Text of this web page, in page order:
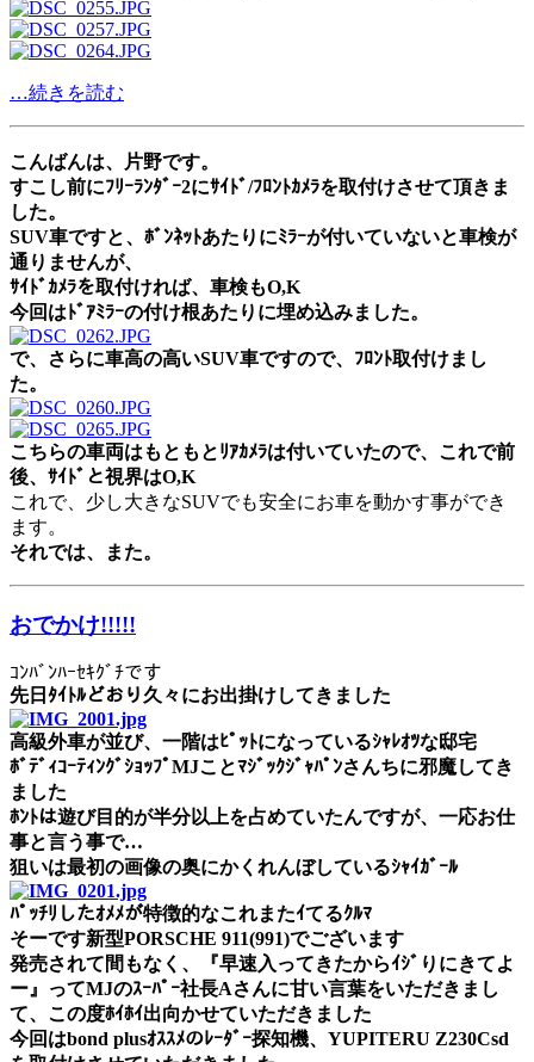
…続きを読む
こんばんは、片野です。
すこし前にﾌﾘｰﾗﾝﾀﾞｰ2にｻｲﾄﾞ/ﾌﾛﾝﾄｶﾒﾗを取付けさせて頂きま
した。
SUV車ですと、ﾎﾞﾝﾈｯﾄあたりにﾐﾗｰが付いていないと車検が
通りませんが、
ｻｲﾄﾞｶﾒﾗを取付ければ、車検もO,K
今回はﾄﾞｱﾐﾗｰの付け根あたりに埋め込みました。
で、さらに車高の高いSUV車ですので、ﾌﾛﾝﾄ取付けまし
た。
こちらの車両はもともとﾘｱｶﾒﾗは付いていたので、これで前
後、ｻｲﾄﾞと視界はO,K
これで、少し大きなSUVでも安全にお車を動かす事ができ
ます。
それでは、また。
おでかけ!!!!!
ｺﾝﾊﾞﾝﾊｰｾｷｸﾞﾁです
先日ﾀｲﾄﾙどおり久々にお出掛けしてきました
高級外車が並び、一階はﾋﾟｯﾄになっているｼｬﾚｵﾂな邸宅
ﾎﾞﾃﾞｨｺｰﾃｨﾝｸﾞｼｮｯﾌﾟMJことﾏｼﾞｯｸｼﾞｬﾊﾟﾝさんちに邪魔してき
ました
ﾎﾝﾄは遊び目的が半分以上を占めていたんですが、一応お仕
事と言う事で…
狙いは最初の画像の奥にかくれんぼしているｼｬｲｶﾞｰﾙ
ﾊﾟｯﾁﾘしたｵﾒﾒが特徴的なこれまたｲてるｸﾙﾏ
そーです新型PORSCHE 911(991)でございます
発売されて間もなく、『早速入ってきたからｲｼﾞりにきてよ
ー』ってMJのｽｰﾊﾟｰ社長Aさんに甘い言葉をいただきまし
て、この度ﾎｲﾎｲ出向かせていただきました
今回はbond plusｵｽｽﾒのﾚｰﾀﾞｰ探知機、YUPITERU Z230Csd